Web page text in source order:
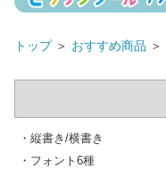
トップ＞ おすすめ商品 ＞
・縦書き/横書き
・フォント6種